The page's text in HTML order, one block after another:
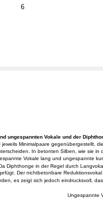
6
ungespannten Vokale und der
Minimalpaare gegenübergestellt,
In betonten Silben, wie sie in
Vokale lang und ungespannte
Diphthonge in der Regel durch
Der nichtbetonbare
es zeigt sich jedoch eindrucksvoll,
Ungespannte